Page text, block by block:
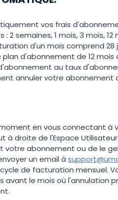
vos frais
semaines, 1 mois, 3 mois,
d'un mois comprend
d'abonnement de 12 mois
au taux
annuler votre abonnement
en vous connectant à
à droite de l'Espace
abonnement ou de le
un email à
de facturation mensuel.
le mois où l'annulation